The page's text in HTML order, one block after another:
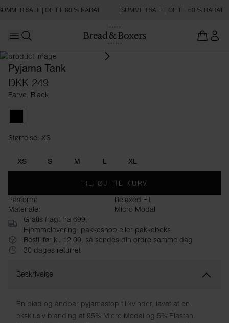
SALE | OP TIL 60 % RABAT SUMMER SALE | OP TIL 60 % RABAT
Open main menu
Pyjama Tank
DKK 249
Farve: Black
Størrelse: XS
XS S M L XL
TILFØJ TIL KURV
Pasform:
Relaxed Fit
Materiale:
Micro Modal
Gratis fragt fra 699,-
Hjemmelevering, pakkeshop eller pakkeboks
Bestil før kl. 12.00, så sendes din ordre samme dag
30 dages returret
Beskrivelse
En blød og åndbar pyjamastop til kvinder, lavet af en
eksklusiv blanding af 95% Micro Modal og 5% Elastan.